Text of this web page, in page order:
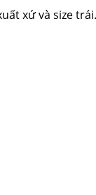
xứ và size